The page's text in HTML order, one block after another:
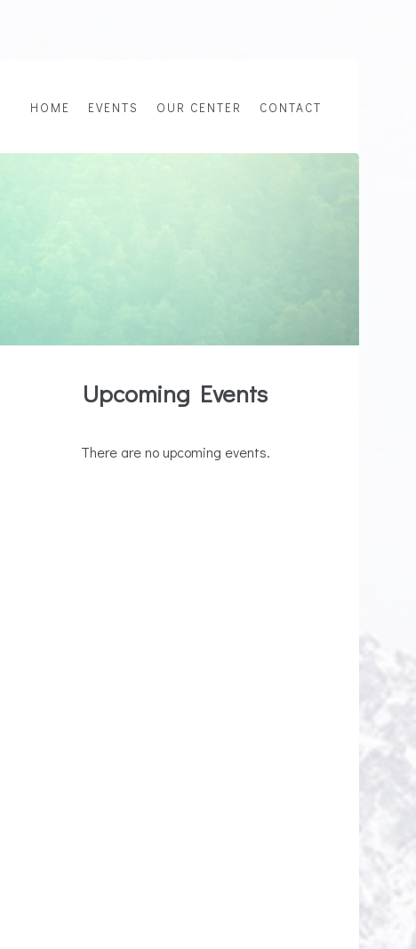
HOME EVENTS OUR CENTER CONTACT
Upcoming Events
There are no upcoming events.